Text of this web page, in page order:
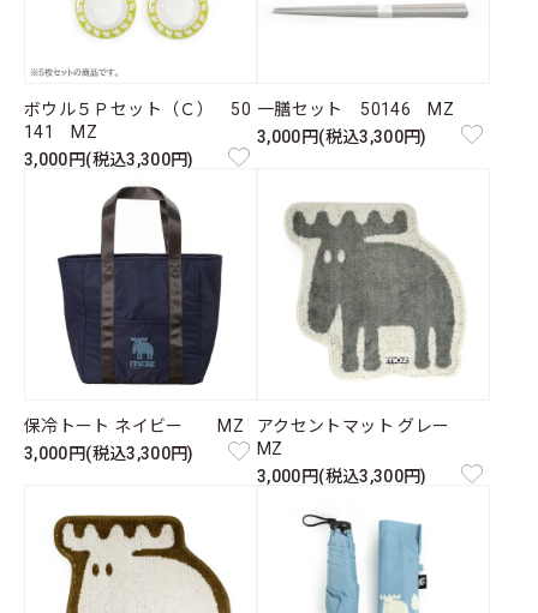
ボウル５Ｐセット（Ｃ） 50
141 MZ
3,000円(税込3,300円)
一膳セット 50146 MZ
3,000円(税込3,300円)
保冷トート ネイビー MZ
3,000円(税込3,300円)
アクセントマット グレー
MZ
3,000円(税込3,300円)